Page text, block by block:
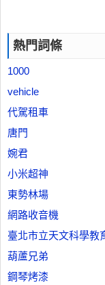
熱門詞條
1000
vehicle
代駕租車
唐門
婉君
小米超神
東勢林場
網路收音機
臺北市立天文科學教
葫蘆兄弟
鋼琴烤漆